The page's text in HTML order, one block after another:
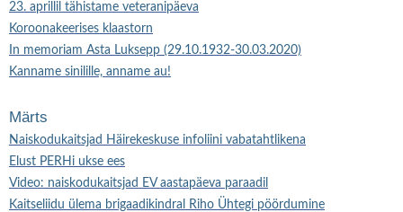
23. aprillil tähistame veteranipäeva
Koroonakeerises klaastorn
In memoriam Asta Luksepp (29.10.1932-30.03.2020)
Kanname sinilille, anname au!
Märts
Naiskodukaitsjad Häirekeskuse infoliini vabatahtlikena
Elust PERHi ukse ees
Video: naiskodukaitsjad EV aastapäeva paraadil
Kaitseliidu ülema brigaadikindral Riho Ühtegi pöördumine